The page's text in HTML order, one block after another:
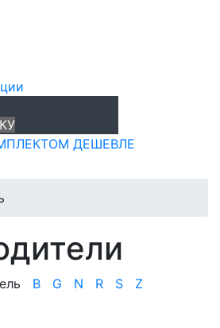
ДЕШЕВЛЕ
B G N R S
Z